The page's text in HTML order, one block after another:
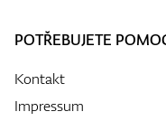
POTŘEBUJETE
Kontakt
Impressum